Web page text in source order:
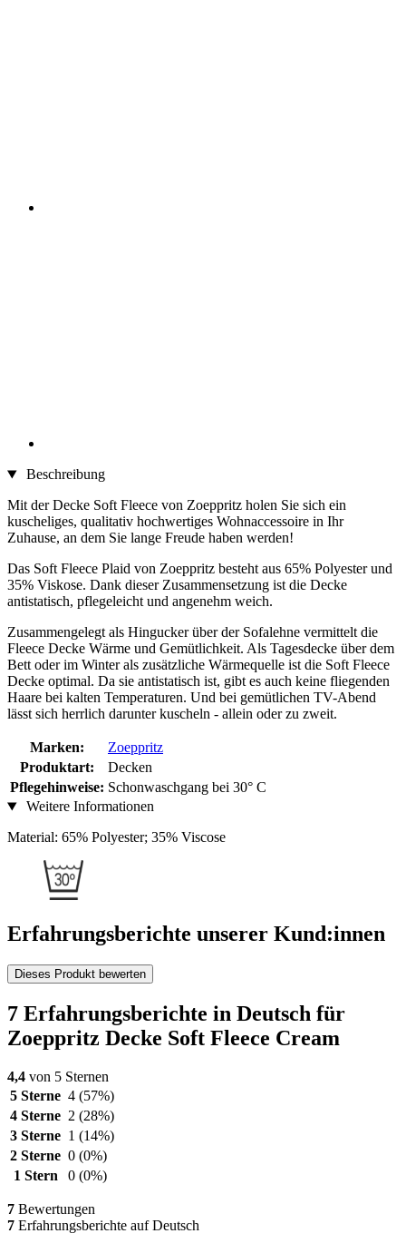
Beschreibung
Mit der Decke Soft Fleece von Zoeppritz holen Sie sich ein
kuscheliges, qualitativ hochwertiges Wohnaccessoire in Ihr
Zuhause, an dem Sie lange Freude haben werden!
Das Soft Fleece Plaid von Zoeppritz besteht aus 65% Polyester und
35% Viskose. Dank dieser Zusammensetzung ist die Decke
antistatisch, pflegeleicht und angenehm weich.
Zusammengelegt als Hingucker über der Sofalehne vermittelt die
Fleece Decke Wärme und Gemütlichkeit. Als Tagesdecke über dem
Bett oder im Winter als zusätzliche Wärmequelle ist die Soft Fleece
Decke optimal. Da sie antistatisch ist, gibt es auch keine fliegenden
Haare bei kalten Temperaturen. Und bei gemütlichen TV-Abend
lässt sich herrlich darunter kuscheln - allein oder zu zweit.
Marken:
Zoeppritz
Produktart:
Decken
Pflegehinweise: Schonwaschgang bei 30° C
Weitere Informationen
Material: 65% Polyester; 35% Viscose
Erfahrungsberichte unserer Kund:innen
Dieses Produkt bewerten
7 Erfahrungsberichte in Deutsch für
Zoeppritz Decke Soft Fleece Cream
4,4 von 5 Sternen
5 Sterne 4 (57%)
4 Sterne 2 (28%)
3 Sterne 1 (14%)
2 Sterne 0 (0%)
1 Stern
0 (0%)
7 Bewertungen
7 Erfahrungsberichte auf Deutsch